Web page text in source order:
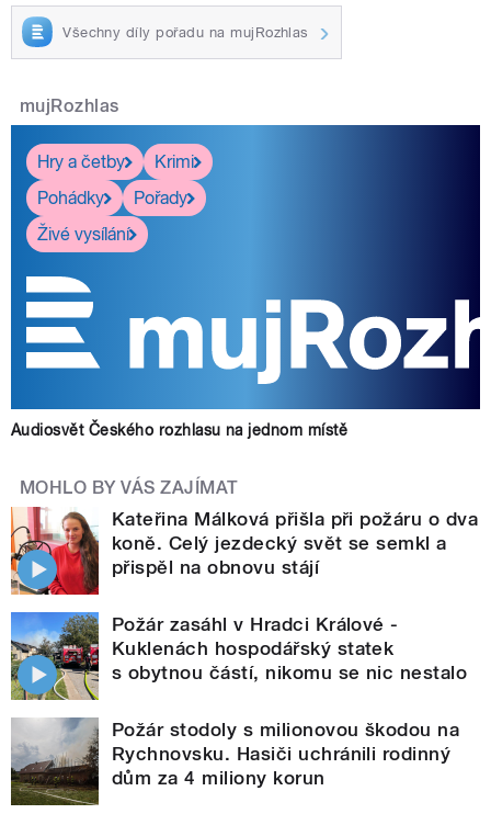
Všechny díly pořadu na mujRozhlas
mujRozhlas
Hry a četby
Krimi
Pohádky
Pořady
Živé vysílání
Audiosvět Českého rozhlasu na jednom místě
MOHLO BY VÁS ZAJÍMAT
Kateřina Málková přišla při požáru o dva
koně. Celý jezdecký svět se semkl a
přispěl na obnovu stájí
Požár zasáhl v Hradci Králové -
Kuklenách hospodářský statek
s obytnou částí, nikomu se nic nestalo
Požár stodoly s milionovou škodou na
Rychnovsku. Hasiči uchránili rodinný
dům za 4 miliony korun